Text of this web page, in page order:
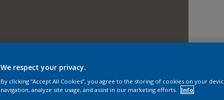
We respect your privacy.
By clicking “Accept All Cookies”, you agree to the storing of cookies on your
navigation, analyze site usage, and assist in our marketing efforts.
Info